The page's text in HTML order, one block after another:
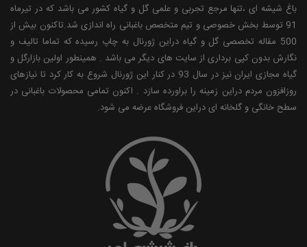
باغ شیشه ای ،تنها مرجع تجربی و علمی گل و گیاه کشور می باشد که در تیرماه
91 توسط بخش خصوصی و تیم متخصص باغبانی راه اندازی شد.تاکنون بیش از
500 مقاله تخصصی گل و گیاه دراین ژورنال به چاپ رسیده که تماما تالیف و
نگارش بدون کپی برداری از سایت های دیگر می باشد . همینطور اولین بازارگل و
گیاه مجازی ایران نیز در سال 93 در کنار این ژورنال شروع به کار کرد تا نیازهای
روزافزون مردم دراین زمینه را براورده سازد . اکنون تمامی محصولات باغبانی در
سطح خانگی و گلخانه ای دراین فروشگاه عرضه می شود.